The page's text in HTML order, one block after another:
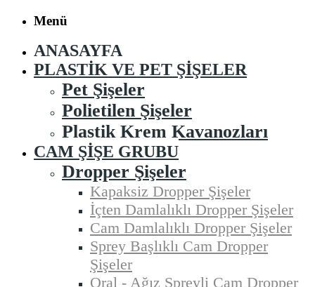
Menü
ANASAYFA
PLASTIK VE PET ŞIŞELER
Pet Şişeler
Polietilen Şişeler
Plastik Krem Kavanozları
CAM ŞIŞE GRUBU
Dropper Şişeler
Kapaksiz Dropper Şişeler
İçten Damlalıklı Dropper Şişeler
Cam Damlalıklı Dropper Şişeler
Sprey Başlıklı Cam Dropper
Şişeler
Oral - Ağız Spreyli Cam Dropper